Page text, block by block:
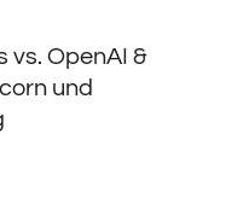
vs. OpenAI &
und